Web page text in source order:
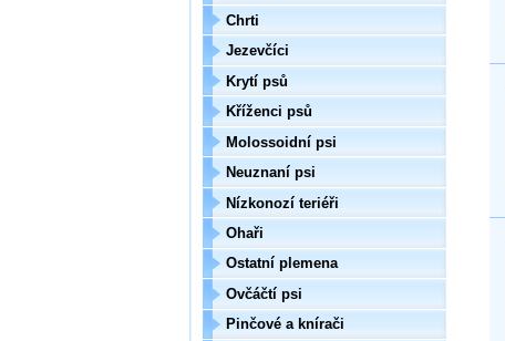
Chrti
Jezevčíci
Krytí psů
Kříženci psů
Molossoidní psi
Neuznaní psi
Nízkonozí teriéři
Ohaři
Ostatní plemena
Ovčáčtí psi
Pinčové a knírači